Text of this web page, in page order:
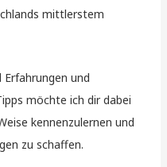
mittlerstem
und
möchte ich dir dabei
kennenzulernen und
zu schaffen.